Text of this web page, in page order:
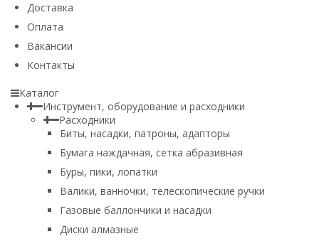
Доставка
Оплата
Вакансии
Контакты
Каталог
Инструмент, оборудование и расходники
Расходники
Биты, насадки, патроны, адапторы
Бумага наждачная, сетка абразивная
Буры, пики, лопатки
Валики, ванночки, телескопические ручки
Газовые баллончики и насадки
Диски алмазные